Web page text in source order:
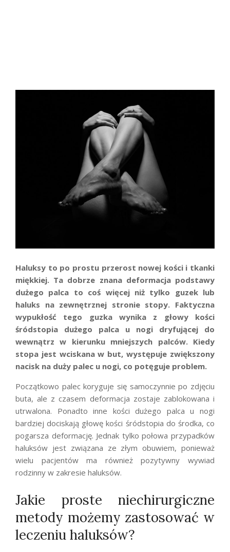
Haluksy to po prostu przerost nowej kości i tkanki
miękkiej. Ta dobrze znana deformacja podstawy
dużego palca to coś więcej niż tylko guzek lub
haluks na zewnętrznej stronie stopy. Faktyczna
wypukłość tego guzka wynika z głowy kości
śródstopia dużego palca u nogi dryfującej do
wewnątrz w kierunku mniejszych palców. Kiedy
stopa jest wciskana w but, występuje zwiększony
nacisk na duży palec u nogi, co potęguje problem.
Początkowo palec koryguje się samoczynnie po zdjęciu
buta, ale z czasem deformacja zostaje zablokowana i
utrwalona. Ponadto inne kości dużego palca u nogi
bardziej dociskają głowę kości śródstopia do środka, co
pogarsza deformację. Jednak tylko połowa przypadków
haluksów jest związana ze złym obuwiem, ponieważ
wielu pacjentów ma również pozytywny wywiad
rodzinny w zakresie haluksów.
Jakie proste niechirurgiczne
metody możemy zastosować w
leczeniu haluksów?